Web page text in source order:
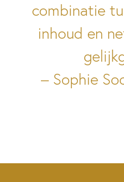
combinatie
inhoud en
– Sophie